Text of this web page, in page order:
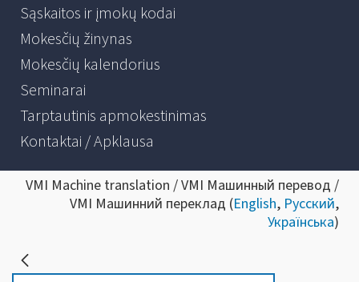
Sąskaitos ir įmokų kodai
Mokesčių žinynas
Mokesčių kalendorius
Seminarai
Tarptautinis apmokestinimas
Kontaktai / Apklausa
VMI Machine translation / VMI Машинный перевод /
VMI Машинний переклад (English, Русский,
Українська)